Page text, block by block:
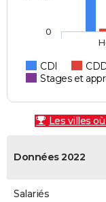
CDI
Stages et
0
Les villes
Données 2022
Salariés